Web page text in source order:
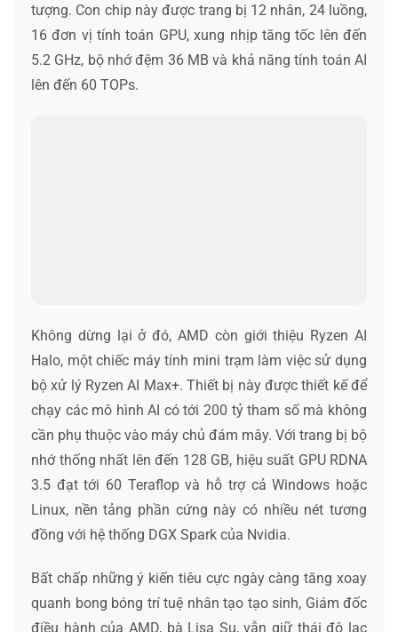
tượng. Con chip này được trang bị 12 nhân, 24 luồng,
16 đơn vị tính toán GPU, xung nhịp tăng tốc lên đến
5.2 GHz, bộ nhớ đệm 36 MB và khả năng tính toán AI
lên đến 60 TOPs.
Không dừng lại ở đó, AMD còn giới thiệu Ryzen AI
Halo, một chiếc máy tính mini trạm làm việc sử dụng
bộ xử lý Ryzen AI Max+. Thiết bị này được thiết kế để
chạy các mô hình AI có tới 200 tỷ tham số mà không
cần phụ thuộc vào máy chủ đám mây. Với trang bị bộ
nhớ thống nhất lên đến 128 GB, hiệu suất GPU RDNA
3.5 đạt tới 60 Teraflop và hỗ trợ cả Windows hoặc
Linux, nền tảng phần cứng này có nhiều nét tương
đồng với hệ thống DGX Spark của Nvidia.
Bất chấp những ý kiến tiêu cực ngày càng tăng xoay
quanh bong bóng trí tuệ nhân tạo tạo sinh, Giám đốc
điều hành của AMD, bà Lisa Su, vẫn giữ thái độ lạc